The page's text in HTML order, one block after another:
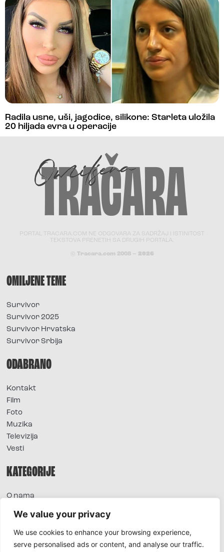
We value your privacy
We use cookies to enhance your browsing experience,
serve personalised ads or content, and analyse our traffic.
Radila usne, uši, jagodice, silikone: Starleta uložila
20 hiljada evra u operacije
PORTAL TRACARA.COM NE ODGOVARA ZA SADRŽAJ I ISTINITOST
TEKSTOVA PRENETIH SA DRUGIH PORTALA.
© Tracara.com 2008 – 2026
OMILJENE TEME
Survivor
Survivor 2025
Survivor Hrvatska
Survivor Srbija
ODABRANO
Kontakt
Film
Foto
Muzika
Televizija
Vesti
KATEGORIJE
O nama
Extra
Foto
Moda